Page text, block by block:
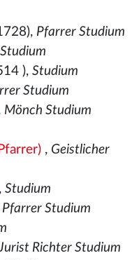
Pfarrer Studium
Studium
), Studium
Studium
Mönch Studium
, Geistlicher
Studium
Pfarrer Studium
Richter Studium